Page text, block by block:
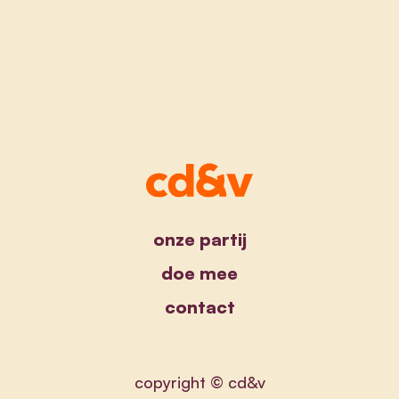
onze partij
doe mee
contact
copyright © cd&v